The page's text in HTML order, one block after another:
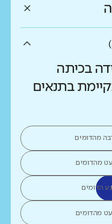
בכיתה
בתנאים
מהדומים
מהדומים
הדומים
מהדומים